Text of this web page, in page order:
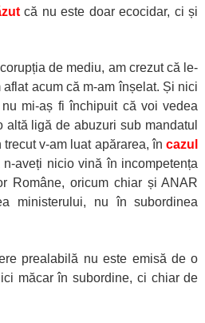
că nu este doar ecocidar, ci și
de mediu, am crezut că le-
acum că m-am înșelat. Și nici
mi-aș fi închipuit că voi vedea
altă ligă de abuzuri sub mandatul
trecut v-am luat apărarea, încazul
aveți nicio vină în incompetența
Române, oricum chiar și ANAR
ministerului, nu în subordinea
prealabilă nu este emisă de o
măcar în subordine, ci chiar de